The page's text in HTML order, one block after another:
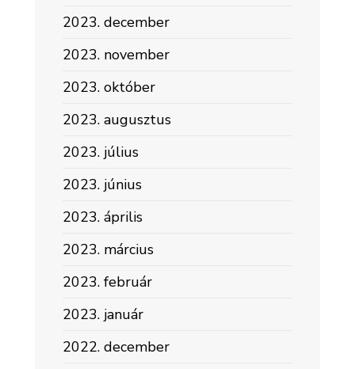
2023. december
2023. november
2023. október
2023. augusztus
2023. július
2023. június
2023. április
2023. március
2023. február
2023. január
2022. december